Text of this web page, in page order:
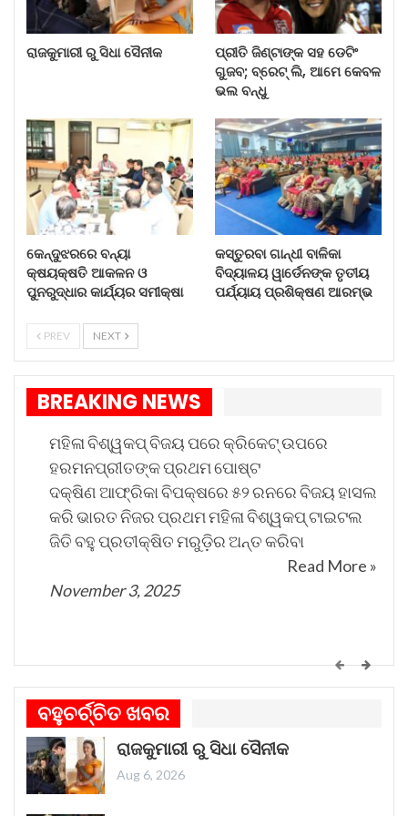
କରୁଛି ବୋଲି ଗୋୟଲ କହିଛନ୍ତି । ସେ ଏହା ମଧ୍ୟ କହିଛନ୍ତି
ଯେ ଏହା ଏକ ଉଚ୍ଚାଭିଳାଷୀ ଲକ୍ଷ୍ୟ ଏବଂ ରପ୍ତାନିକୁ ଏହି
ସ୍ତରକୁ ଆଣିବା ପାଇଁ ଶିଳ୍ପ ମିଳିତ ଭାବରେ କାର୍ଯ୍ୟ କରିବା
ରାଜକୁମାରୀ ରୁ ସିଧା ସୈନୀକ
ପ୍ରୀତି ଜିଣ୍ଟାଙ୍କ ସହ ଡେଟିଂ
ଗୁଜବ; ବ୍ରେଟ୍ ଲି, ଆମେ କେବଳ
ଭଲ ବନ୍ଧୁ
କେନ୍ଦୁଝରରେ ବନ୍ୟା
କ୍ଷୟକ୍ଷତି ଆକଳନ ଓ
ପୁନରୁଦ୍ଧାର କାର୍ଯ୍ୟର ସମୀକ୍ଷା
କସ୍ତୁରବା ଗାନ୍ଧୀ ବାଳିକା
ବିଦ୍ୟାଳୟ ୱାର୍ଡେନଙ୍କ ତୃତୀୟ
ପର୍ଯ୍ୟାୟ ପ୍ରଶିକ୍ଷଣ ଆରମ୍ଭ
PREV NEXT
BREAKING NEWS
ମହିଳା ବିଶ୍ୱକପ୍ ବିଜୟ ପରେ କ୍ରିକେଟ୍ ଉପରେ
ହରମନପ୍ରୀତଙ୍କ ପ୍ରଥମ ପୋଷ୍ଟ
ଦକ୍ଷିଣ ଆଫ୍ରିକା ବିପକ୍ଷରେ ୫୨ ରନରେ ବିଜୟ ହାସଲ
କରି ଭାରତ ନିଜର ପ୍ରଥମ ମହିଳା ବିଶ୍ୱକପ୍ ଟାଇଟଲ
ଜିତି ବହୁ ପ୍ରତୀକ୍ଷିତ ମରୁଡ଼ିର ଅନ୍ତ କରିବା
Read More »
November 3, 2025
କେମିତି ଚାଲିଛି କଟକ ଐତିହାସିକ ବାଲିଯାତ୍ରା ପ୍ରସ୍ତୁତି
ଗୀତଟି କାନରେ ପଡ଼ିଲେ, ଆଖି ଆଗରେ ନାଚିଯାଏ
ଓଡ଼ିଶାର ନୌବାଣିଜ୍ୟ ପରମ୍ପରା । ଓଡ଼ିଶାର ପ୍ରାଚୀନ
ନାମ କଳିଙ୍ଗ । ପ୍ରାଚୀନ କଳିଙ୍ଗକୁ ସମୃଦ୍ଧ କରିଥିଲା
ନୌବାଣିଜ୍ୟ
November 1, 2025
ବହୁଚର୍ଚ୍ଚିତ ଖବର
ରାଜକୁମାରୀ ରୁ ସିଧା ସୈନୀକ
Aug 6, 2026